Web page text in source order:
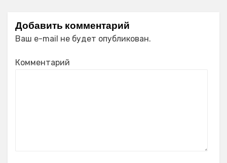
Добавить комментарий
Ваш e-mail не будет опубликован.
Комментарий